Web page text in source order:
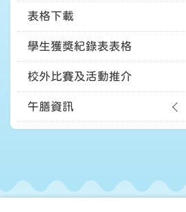
表格下載
學生獲獎紀錄表表格
校外比賽及活動推介
午膳資訊